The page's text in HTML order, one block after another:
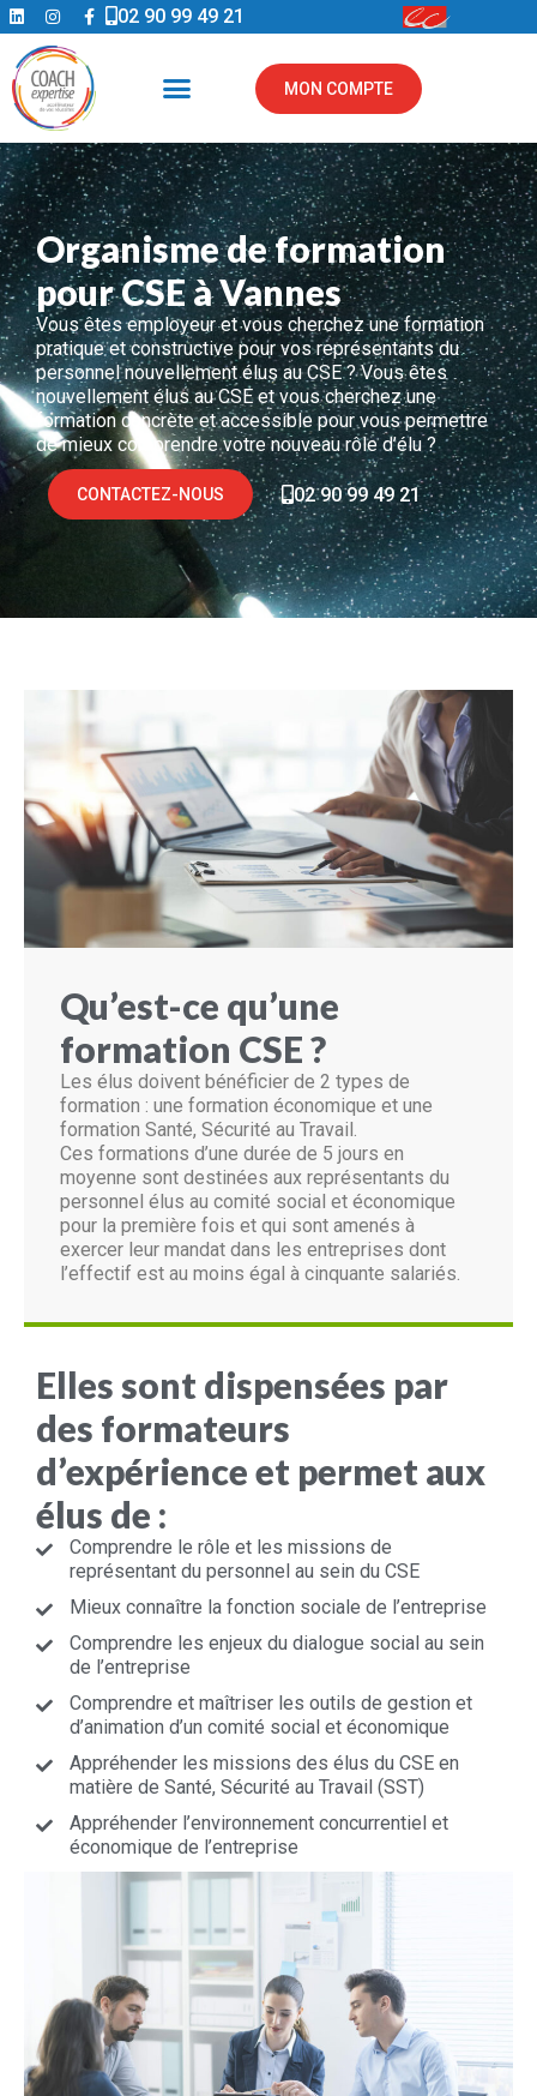
02 90 99 49 21
MON COMPTE
Organisme de formation
pour CSE à Vannes
Vous êtes employeur et vous cherchez une formation
pratique et constructive pour vos représentants du
personnel nouvellement élus au CSE ? Vous êtes
nouvellement élus au CSE et vous cherchez une
formation concrète et accessible pour vous permettre
de mieux comprendre votre nouveau rôle d’élu ?
CONTACTEZ-NOUS 02 90 99 49 21
Qu’est-ce qu’une
formation CSE ?
Les élus doivent bénéficier de 2 types de
formation : une formation économique et une
formation Santé, Sécurité au Travail.
Ces formations d’une durée de 5 jours en
moyenne sont destinées aux représentants du
personnel élus au comité social et économique
pour la première fois et qui sont amenés à
exercer leur mandat dans les entreprises dont
l’effectif est au moins égal à cinquante salariés.
Elles sont dispensées par
des formateurs
d’expérience et permet aux
élus de :
Comprendre le rôle et les missions de
représentant du personnel au sein du CSE
Mieux connaître la fonction sociale de l’entreprise
Comprendre les enjeux du dialogue social au sein
de l’entreprise
Comprendre et maîtriser les outils de gestion et
d’animation d’un comité social et économique
Appréhender les missions des élus du CSE en
matière de Santé, Sécurité au Travail (SST)
Appréhender l’environnement concurrentiel et
économique de l’entreprise